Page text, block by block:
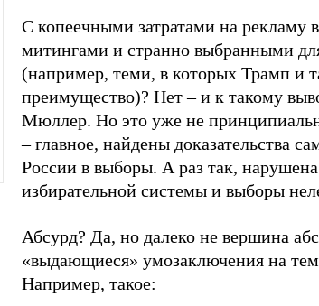
С копеечными затратами на рекламу
митингами и странно выбранными
(например, теми, в которых Трамп и
преимущество)? Нет – и к такому
Мюллер. Но это уже не
– главное, найдены доказательства
России в выборы. А раз так,
избирательной системы и выборы
Абсурд? Да, но далеко не вершина
«выдающиеся» умозаключения на
Например, такое: